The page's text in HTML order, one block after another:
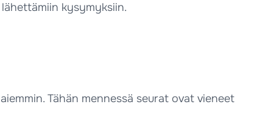
kysymyksiin.
Tähän mennessä seurat ovat vieneet